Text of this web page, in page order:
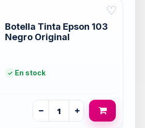
♡
Botella Tinta Epson 103
Negro Original
En stock
− +